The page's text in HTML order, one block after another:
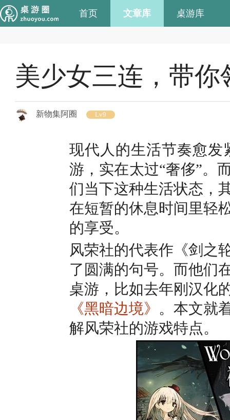
首页 文章库 桌游库
美少女三连，带
新物集阿圈 Lv9
现代人的生活节奏愈发
游，实在太过“奢侈”。
们当下这种生活状态，
在短暂的休息时间里轻
的享受。
风荣社的代表作《剑之
了圆满的句号。而他们
桌游，比如去年刚汉
《黑暗边境》 。本文就
解风荣社的游戏特点。